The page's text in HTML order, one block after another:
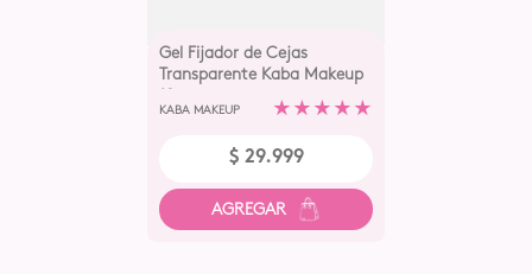
Gel Fijador de Cejas
Transparente Kaba Makeup
KABA MAKEUP ★ ★ ★ ★ ★
$ 29.999